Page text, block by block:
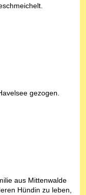
gezogen.
aus Mittenwalde
Hündin zu leben,